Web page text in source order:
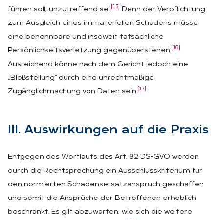
führen soll, unzutreffend sei. [15]
Denn der Verpflichtung
zum Ausgleich eines immateriellen Schadens müsse
eine benennbare und insoweit tatsächliche
Persönlichkeitsverletzung gegenüberstehen. [16]
Ausreichend könne nach dem Gericht jedoch eine
„Bloßstellung“ durch eine unrechtmäßige
Zugänglichmachung von Daten sein. [17]
III. Aus­wir­kun­gen auf die Pra­xis
Entgegen des Wortlauts des Art. 82 DS-GVO werden
durch die Rechtsprechung ein Ausschlusskriterium für
den normierten Schadensersatzanspruch geschaffen
und somit die Ansprüche der Betroffenen erheblich
beschränkt. Es gilt abzuwarten, wie sich die weitere